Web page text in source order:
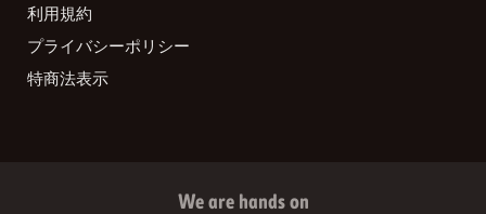
利用規約
プライバシーポリシー
特商法表示
We are hands on